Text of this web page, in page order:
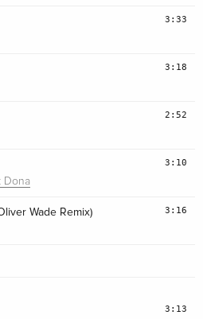
3:33
3:18
2:52
Dona
3:10
Wade Remix) 3:16
3:13